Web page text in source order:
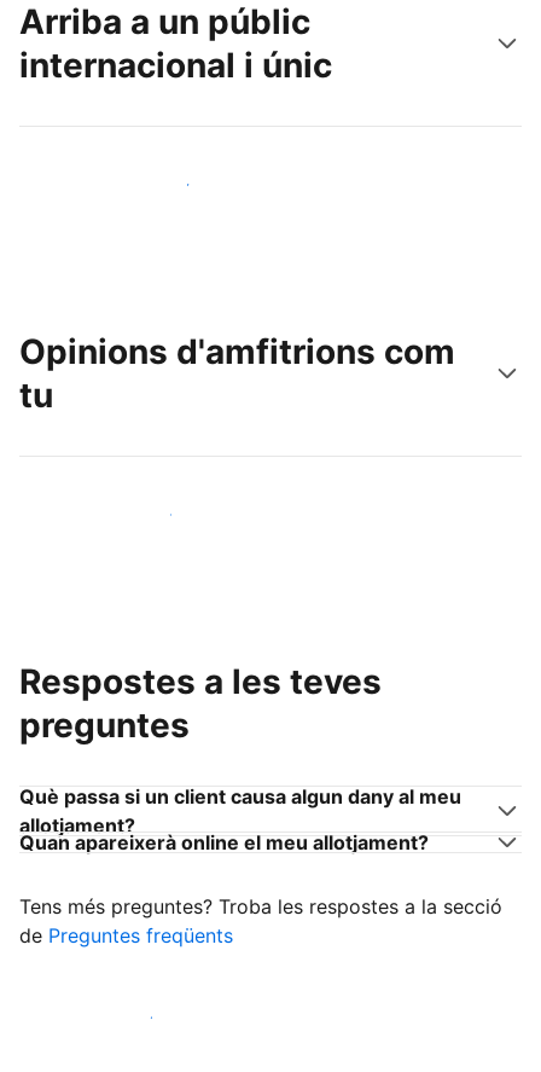
Arriba a un públic
internacional i únic
Arriba a nous clients avui mateix
Opinions d'amfitrions com
tu
Uneix-te a amfitrions com tu
Respostes a les teves
preguntes
Què passa si un client causa algun dany al meu
allotjament?
Quan apareixerà online el meu allotjament?
Tens més preguntes? Troba les respostes a la secció
de Preguntes freqüents
Comença a rebre clients